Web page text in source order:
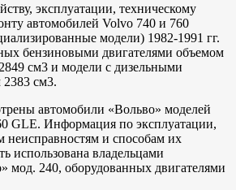
эксплуатации, техническому
автомобилей Volvo 740 и 760
модели) 1982-1991 гг.
бензиновыми двигателями объемом
см3 и модели с дизельными
2383 см3.
автомобили «Вольво» моделей
GLE. Информация по эксплуатации,
и способам их
использована владельцами
мод. 240, оборудованных двигателями